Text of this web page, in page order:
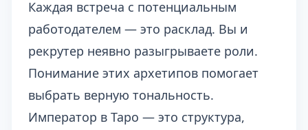
Каждая встреча с потенциальным
работодателем — это расклад. Вы и
рекрутер неявно разыгрываете роли.
Понимание этих архетипов помогает
выбрать верную тональность.
Император в Таро — это структура,